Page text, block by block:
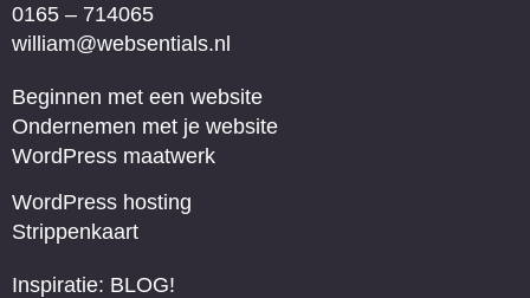
0165 – 714065
william@websentials.nl
Beginnen met een website
Ondernemen met je website
WordPress maatwerk
WordPress hosting
Strippenkaart
Inspiratie: BLOG!